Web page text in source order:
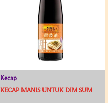
Kecap
KECAP MANIS UNTUK DIM SUM